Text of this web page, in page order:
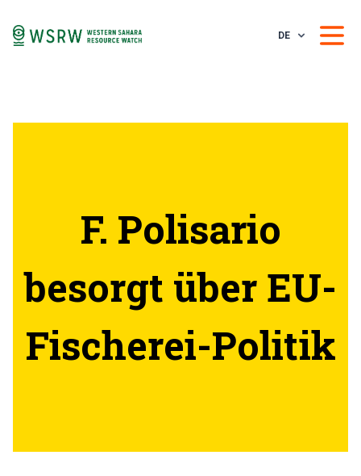
DE
F. Polisario
besorgt über EU-
Fischerei-Politik